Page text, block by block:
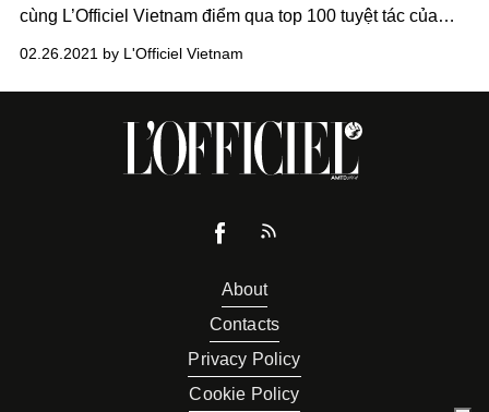
cùng L’Officiel Vietnam điểm qua top 100 tuyệt tác của
02.26.2021 by L'Officiel Vietnam
About
Contacts
Privacy Policy
Cookie Policy